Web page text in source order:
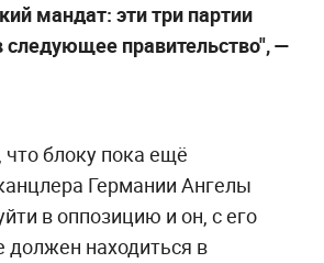
мандат: эти три партии
правительство", —
блоку пока ещё
Германии Ангелы
в оппозицию и он, с его
должен находиться в